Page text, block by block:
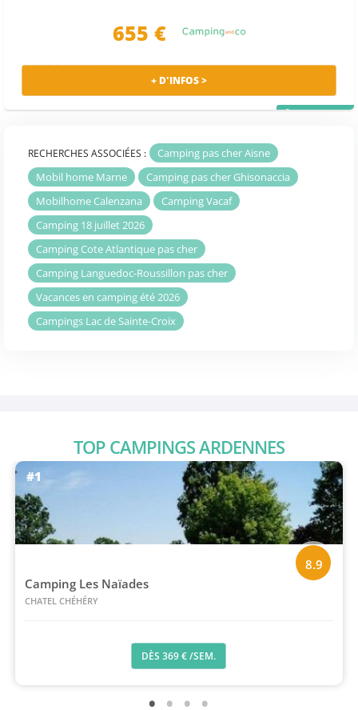
655 €
+ D'INFOS >
RECHERCHES ASSOCIÉES :
Camping pas cher Aisne
Mobil home Marne
Camping pas cher Ghisonaccia
Mobilhome Calenzana
Camping Vacaf
Camping 18 juillet 2026
Camping Cote Atlantique pas cher
Camping Languedoc-Roussillon pas cher
Vacances en camping été 2026
Campings Lac de Sainte-Croix
TOP CAMPINGS ARDENNES
#1
DÈS 369 € /SEM.
Camping Les Naïades
CHATEL CHÉHÉRY
8.9